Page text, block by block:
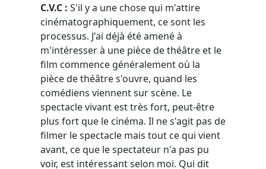
C.V.C : S'il y a une chose qui m'attire
cinématographiquement, ce sont les
processus. J'ai déjà été amené à
m'intéresser à une pièce de théâtre et le
film commence généralement où la
pièce de théâtre s'ouvre, quand les
comédiens viennent sur scène. Le
spectacle vivant est très fort, peut-être
plus fort que le cinéma. Il ne s'agit pas de
filmer le spectacle mais tout ce qui vient
avant, ce que le spectateur n'a pas pu
voir, est intéressant selon moi. Qui dit